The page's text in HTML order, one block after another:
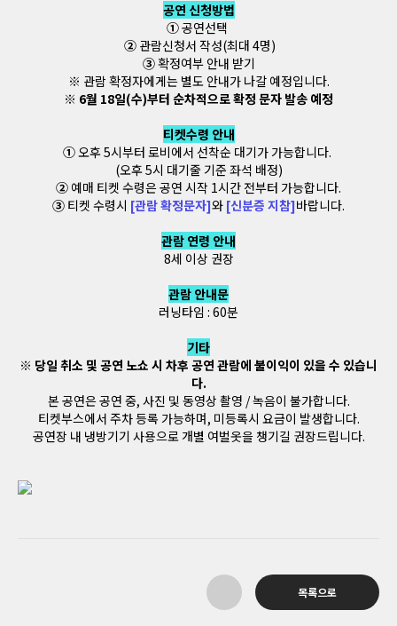
공연 신청방법
①공연선택
② 관람신청서 작성(최대 4명)
③확정여부 안내 받기
※ 관람 확정자에게는 별도 안내가 나갈 예정입니다.
※ 6월 18일(수)부터 순차적으로 확정 문자 발송 예정
티켓수령 안내
①오후 5시부터 로비에서 선착순 대기가 가능합니다.
(오후 5시 대기줄 기준 좌석 배정)
② 예매 티켓 수령은 공연 시작 1시간 전부터 가능합니다.
③ 티켓 수령시 [관람 확정문자]와 [신분증 지참]바랍니다.
관람 연령 안내
8세 이상 권장
관람 안내문
러닝타임 : 60분
기타
※ 당일 취소 및 공연 노쇼 시 차후 공연 관람에 불이익이 있을 수 있습니
다.
본 공연은 공연 중, 사진 및 동영상 촬영 / 녹음이 불가합니다.
티켓부스에서 주차 등록 가능하며, 미등록시 요금이 발생합니다.
공연장 내 냉방기기 사용으로 개별 여벌옷을 챙기길 권장드립니다.
목록으로